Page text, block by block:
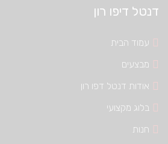
דנטל דיפו רון
עמוד הבית
מבצעים
אודות דנטל דפו רון
בלוג מקצועי
חנות